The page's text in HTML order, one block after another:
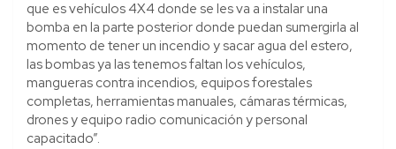
que es vehículos 4X4 donde se les va a instalar una
bomba en la parte posterior donde puedan sumergirla al
momento de tener un incendio y sacar agua del estero,
las bombas ya las tenemos faltan los vehículos,
mangueras contra incendios, equipos forestales
completas, herramientas manuales, cámaras térmicas,
drones y equipo radio comunicación y personal
capacitado”.